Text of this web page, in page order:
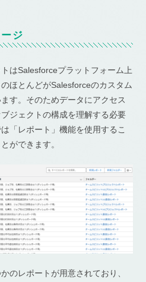
ジ
はSalesforceプラットフォーム上
ほとんどがSalesforceのカスタム
す。そのためデータにアクセス
ジェクトの構成を理解する必要
「レポート」機能を使用するこ
ができます。
のレポートが用意されており、